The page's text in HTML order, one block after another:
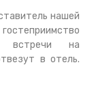
нашей
встречи на
в отель.